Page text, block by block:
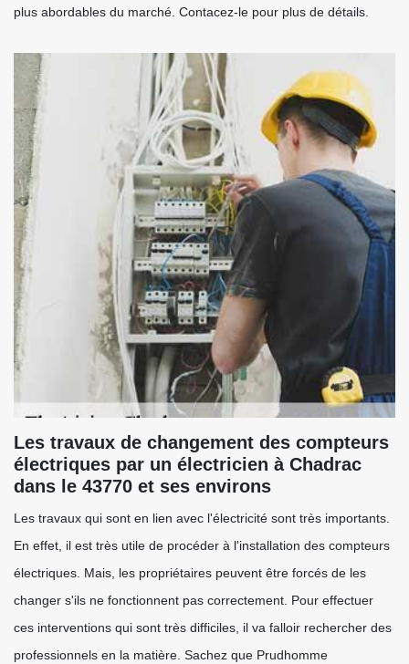
plus abordables du marché. Contacez-le pour plus de détails.
Les travaux de changement des compteurs
électriques par un électricien à Chadrac
dans le 43770 et ses environs
Les travaux qui sont en lien avec l'électricité sont très importants.
En effet, il est très utile de procéder à l'installation des compteurs
électriques. Mais, les propriétaires peuvent être forcés de les
changer s'ils ne fonctionnent pas correctement. Pour effectuer
ces interventions qui sont très difficiles, il va falloir rechercher des
professionnels en la matière. Sachez que Prudhomme